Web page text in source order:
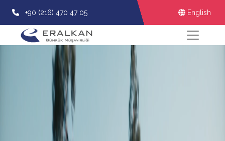
+90 (216) 470 47 05 English